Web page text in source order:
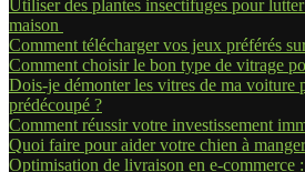
Utiliser des plantes insectifuges pour
maison
Comment télécharger vos jeux préférés
Comment choisir le bon type de vitrage
Dois-je démonter les vitres de ma voiture
prédécoupé ?
Comment réussir votre investissement
Quoi faire pour aider votre chien à
Optimisation de livraison en e-commerce